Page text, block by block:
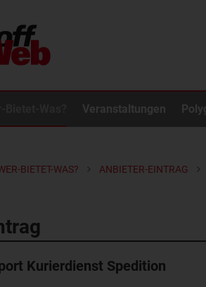
Veranstaltungen
BIETET-WAS? ANBIETER-EINTRAG
Kurierdienst Spedition